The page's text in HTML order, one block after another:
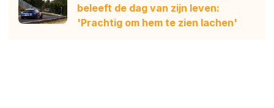
beleeft de dag van zijn leven:
'Prachtig om hem te zien lachen'